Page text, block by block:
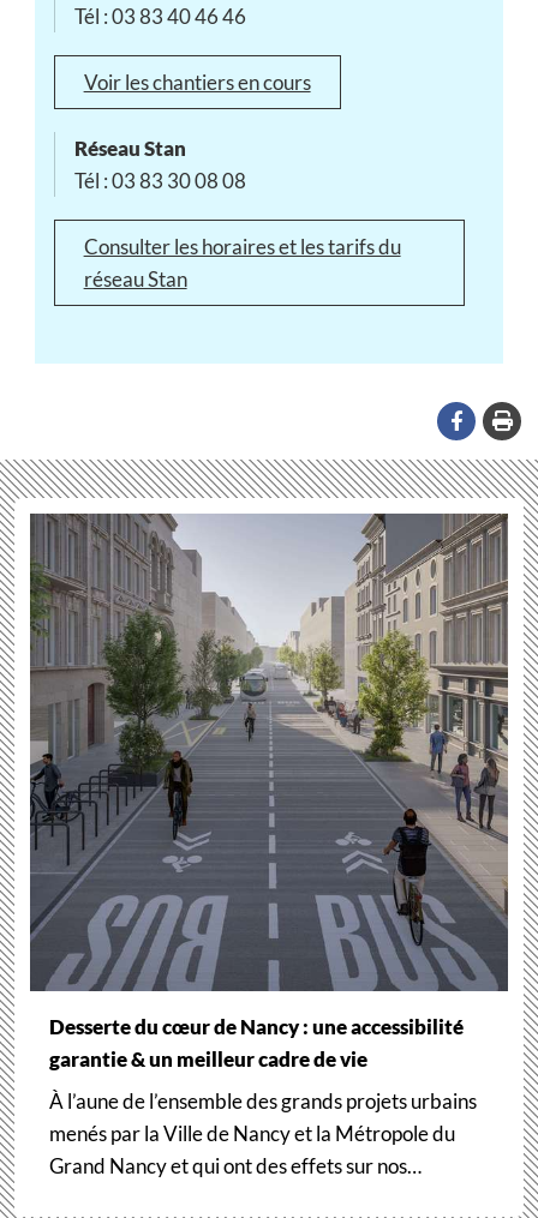
Tél : 03 83 40 46 46
Voir les chantiers en cours
Réseau Stan
Tél : 03 83 30 08 08
Consulter les horaires et les tarifs du
réseau Stan
Desserte du cœur de Nancy : une accessibilité
garantie & un meilleur cadre de vie
À l’aune de l’ensemble des grands projets urbains
menés par la Ville de Nancy et la Métropole du
Grand Nancy et qui ont des effets sur nos…